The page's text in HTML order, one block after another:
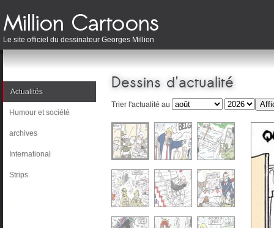
Le site officiel du dessinateur Georges Million
Actualités
Humour et société
archives
International
Strips
Dessins d'actualité
Trier l'actualité au